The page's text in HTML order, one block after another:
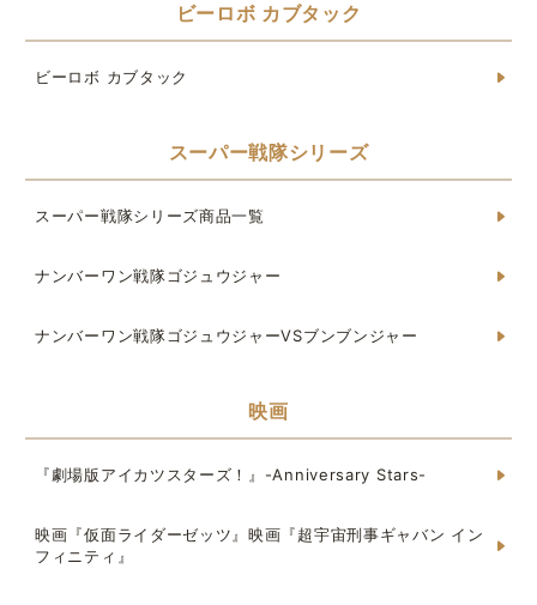
ビーロボ カブタック
ビーロボ カブタック
スーパー戦隊シリーズ
スーパー戦隊シリーズ商品一覧
ナンバーワン戦隊ゴジュウジャー
ナンバーワン戦隊ゴジュウジャーVSブンブンジャー
映画
『劇場版アイカツスターズ！』-Anniversary Stars-
映画『仮面ライダーゼッツ』映画『超宇宙刑事ギャバン イン
フィニティ』